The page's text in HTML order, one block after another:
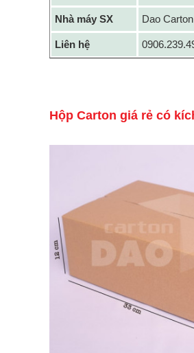
Nhà máy SX Dao Carton
Liên hệ
Hộp Carton giá rẻ có